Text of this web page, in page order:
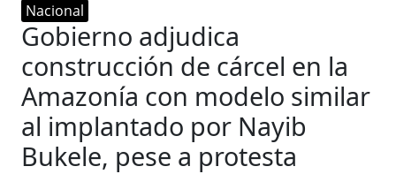
Nacional
Gobierno adjudica
construcción de cárcel en la
Amazonía con modelo similar
al implantado por Nayib
Bukele, pese a protesta